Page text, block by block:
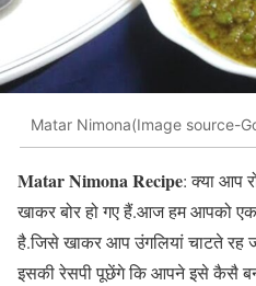
Matar Nimona(Image source-
Matar Nimona Recipe: क्या आप
खाकर बोर हो गए हैं.आज हम आपको एक
है.जिसे खाकर आप उंगलियां चाटते रह
इसकी रेसपी पूछेंगे कि आपने इसे कैसै